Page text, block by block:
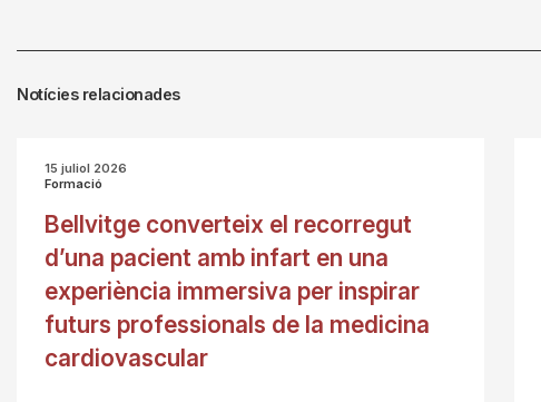
Notícies relacionades
15 juliol 2026
Formació
Bellvitge converteix el recorregut
d’una pacient amb infart en una
experiència immersiva per inspirar
futurs professionals de la medicina
cardiovascular